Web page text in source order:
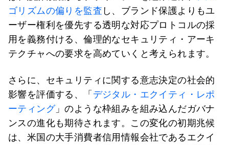
ゴリズムの偏りを監査 し、ブランド保護よりもユ
ーザー権利を優先する透明な対応プロトコルの採
用を義務付ける、倫理的なセキュリティ・アーキ
テクチャへの要求を高めていくと考えられます。
さらに、セキュリティに関する意志決定の社会的
影響を評価する、「デジタル・エクイティ・レポ
ーティング」のような枠組みを組み込んだガバナ
ンスの進化も期待されます。この変化の初期兆候
は、米国の大手消費者信用情報会社であるエクイ